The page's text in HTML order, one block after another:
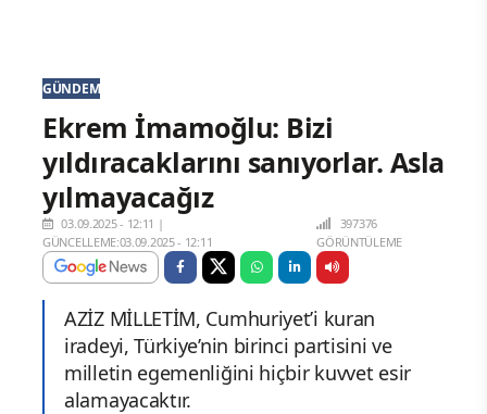
GÜNDEM
Ekrem İmamoğlu: Bizi
yıldıracaklarını sanıyorlar. Asla
yılmayacağız
03.09.2025 - 12:11 |
GÜNCELLEME:03.09.2025 - 12:11
397376
GÖRÜNTÜLEME
AZİZ MİLLETİM, Cumhuriyet’i kuran
iradeyi, Türkiye’nin birinci partisini ve
milletin egemenliğini hiçbir kuvvet esir
alamayacaktır.